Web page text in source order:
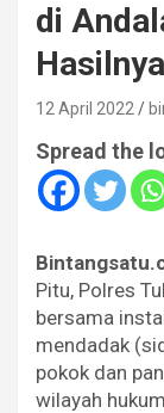
di
Hasilnya
12 April 2022
Spread the
Pitu, Polres
bersama
mendadak
pokok dan
wilayah